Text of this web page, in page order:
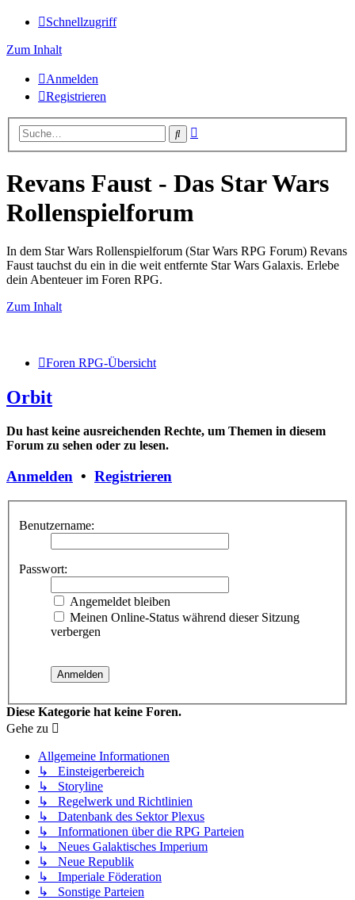
Schnellzugriff
Zum Inhalt
Anmelden
Registrieren
Suche
Revans Faust - Das Star Wars
Rollenspielforum
In dem Star Wars Rollenspielforum (Star Wars RPG Forum) Revans
Faust tauchst du ein in die weit entfernte Star Wars Galaxis. Erlebe
dein Abenteuer im Foren RPG.
Zum Inhalt
Foren RPG-Übersicht
Orbit
Du hast keine ausreichenden Rechte, um Themen in diesem
Forum zu sehen oder zu lesen.
Anmelden • Registrieren
Benutzername:
Passwort:
Angemeldet bleiben
Meinen Online-Status während dieser Sitzung
verbergen
Diese Kategorie hat keine Foren.
Gehe zu
Allgemeine Informationen
↳ Einsteigerbereich
↳ Storyline
↳ Regelwerk und Richtlinien
↳ Datenbank des Sektor Plexus
↳ Informationen über die RPG Parteien
↳ Neues Galaktisches Imperium
↳ Neue Republik
↳ Imperiale Föderation
↳ Sonstige Parteien